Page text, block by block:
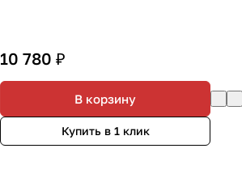
10 780 ₽
В корзину
Купить в 1 клик